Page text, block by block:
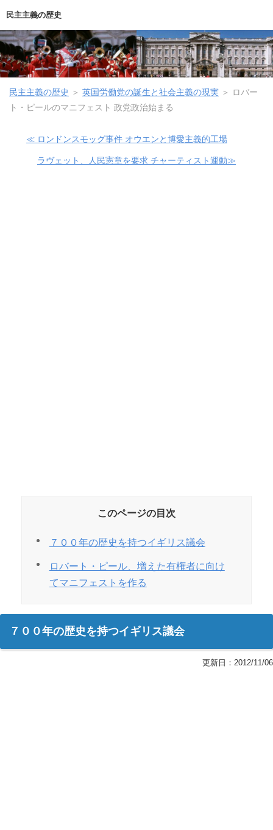
民主主義の歴史
民主主義の歴史 ＞ 英国労働党の誕生と社会主義の現実 ＞
ロバー
ト・ピールのマニフェスト 政党政治始まる
≪ ロンドンスモッグ事件 オウエンと博愛主義的工場
ラヴェット、人民憲章を要求 チャーティスト運動≫
このページの目次
７００年の歴史を持つイギリス議会
ロバート・ピール、増えた有権者に向け
てマニフェストを作る
７００年の歴史を持つイギリス議会
更新日： 2012/11/06